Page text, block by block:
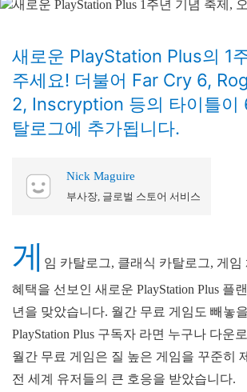
새로운 PlayStation Plus의 1
주세요! 더불어 Far Cry 6,
2, Inscryption 등의 타이틀이
탈로그에 추가됩니다.
Nick Maguire
부사장, 글로벌 스토어 서비스
게 임 카탈로그, 클래식 카탈로그, 게임
혜택을 선보인 새로운 PlayStation Plus 플
년을 맞았습니다. 월간 무료 게임도 빼놓
PlayStation Plus 구독자 라면 누구나 다운
월간 무료 게임은 질 높은 게임을 꾸준히
전 세계 유저들의 큰 호응을 받았습니다.